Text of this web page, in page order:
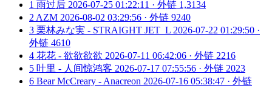
1 雨过后 2026-07-25 01:22:11 · 外链 1,3134
2 AZM 2026-08-02 03:29:56 · 外链 9240
3 栗林みな実 - STRAIGHT JET_L 2026-07-22 01:29:50 ·
外链 4610
4 花花 - 欲欲欲欲 2026-07-11 06:42:06 · 外链 2216
5 叶里 - 人间惊鸿客 2026-07-17 07:55:56 · 外链 2023
6 Bear McCreary - Anacreon 2026-07-16 05:38:47 · 外链